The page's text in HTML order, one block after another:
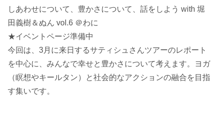
しあわせについて、豊かさについて、話をしよう with 堀
田義樹＆ぬん vol.6 ＠わに
★イベントページ準備中
今回は、3月に来日するサティシュさんツアーのレポート
を中心に、みんなで幸せと豊かさについて考えます。ヨガ
（瞑想やキールタン）と社会的なアクションの融合を目指
す集いです。